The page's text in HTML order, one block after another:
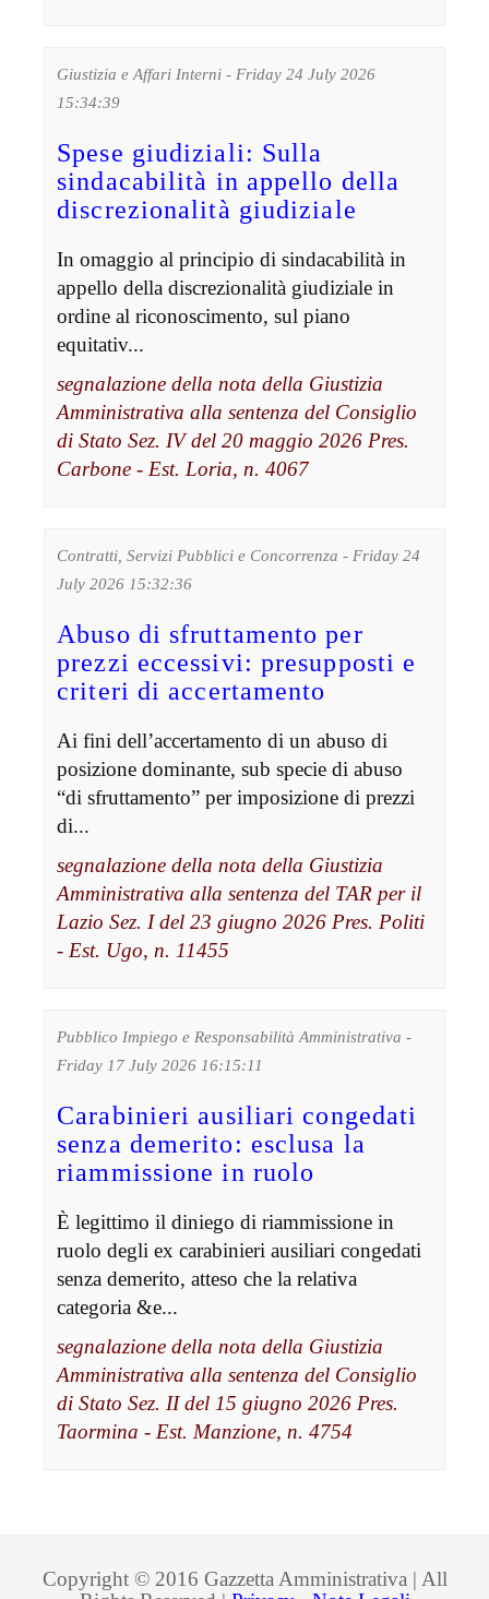
Giustizia e Affari Interni - Friday 24 July 2026
15:34:39
Spese giudiziali: Sulla
sindacabilità in appello della
discrezionalità giudiziale
In omaggio al principio di sindacabilità in
appello della discrezionalità giudiziale in
ordine al riconoscimento, sul piano
equitativ...
segnalazione della nota della Giustizia
Amministrativa alla sentenza del Consiglio
di Stato Sez. IV del 20 maggio 2026 Pres.
Carbone - Est. Loria, n. 4067
Contratti, Servizi Pubblici e Concorrenza - Friday 24
July 2026 15:32:36
Abuso di sfruttamento per
prezzi eccessivi: presupposti e
criteri di accertamento
Ai fini dell’accertamento di un abuso di
posizione dominante, sub specie di abuso
“di sfruttamento” per imposizione di prezzi
di...
segnalazione della nota della Giustizia
Amministrativa alla sentenza del TAR per il
Lazio Sez. I del 23 giugno 2026 Pres. Politi
- Est. Ugo, n. 11455
Pubblico Impiego e Responsabilità Amministrativa -
Friday 17 July 2026 16:15:11
Carabinieri ausiliari congedati
senza demerito: esclusa la
riammissione in ruolo
È legittimo il diniego di riammissione in
ruolo degli ex carabinieri ausiliari congedati
senza demerito, atteso che la relativa
categoria &e...
segnalazione della nota della Giustizia
Amministrativa alla sentenza del Consiglio
di Stato Sez. II del 15 giugno 2026 Pres.
Taormina - Est. Manzione, n. 4754
Copyright © 2016 Gazzetta Amministrativa | All